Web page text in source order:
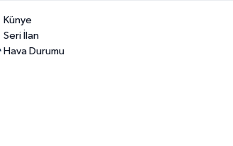
Künye
Seri İlan
Hava Durumu